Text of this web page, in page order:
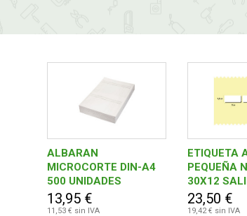
ALBARAN
MICROCORTE DIN-A4
500 UNIDADES
13,95 €
11,53 € sin IVA
ETIQUETA
PEQUEÑA
30X12
(ROLLO
23,50 €
19,42 € sin IVA